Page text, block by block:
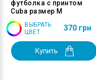
футболка с принтом
Cuba размер M
ВЫБРАТЬ
ЦВЕТ
370 грн
Купить